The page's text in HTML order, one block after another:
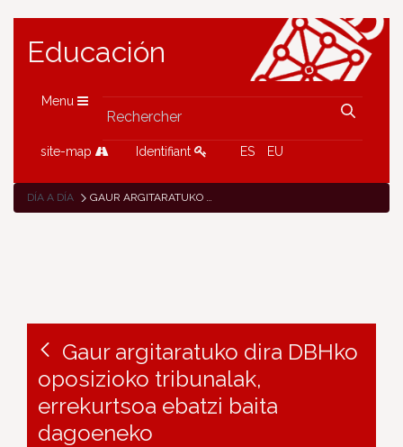
Educación
Menu
site-map Identifiant ES EU
DÍA A DÍA GAUR ARGITARATUKO DIRA DBHKO OPOSIZIOKO TRIBUNALAK, ERREKURTSOA EBATZI BAITA DAGOENEKO
Gaur argitaratuko dira DBHko
oposizioko tribunalak,
errekurtsoa ebatzi baita
dagoeneko